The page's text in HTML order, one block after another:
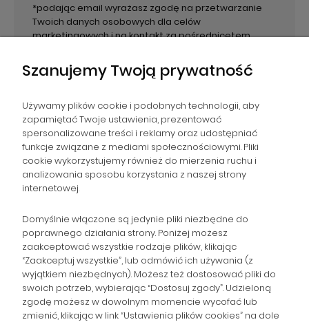
*podając email wyrażasz zgodę na przetwarzanie
Twoich danych osobowych dla celów
marketingowych i na kontakt za pośrednicetem
NAWIGACJA
POMOC
ZAMÓWIENIA
POPULARNE KATEGORIE
Gromadzka 46
Szanujemy Twoją prywatność
Używamy plików cookie i podobnych technologii, aby
zapamiętać Twoje ustawienia, prezentować
spersonalizowane treści i reklamy oraz udostępniać
funkcje związane z mediami społecznościowymi. Pliki
cookie wykorzystujemy również do mierzenia ruchu i
analizowania sposobu korzystania z naszej strony
internetowej.
Domyślnie włączone są jedynie pliki niezbędne do
poprawnego działania strony. Poniżej możesz
zaakceptować wszystkie rodzaje plików, klikając
“Zaakceptuj wszystkie”, lub odmówić ich używania (z
wyjątkiem niezbędnych). Możesz też dostosować pliki do
swoich potrzeb, wybierając “Dostosuj zgody”. Udzieloną
zgodę możesz w dowolnym momencie wycofać lub
zmienić, klikając w link “Ustawienia plików cookies” na dole